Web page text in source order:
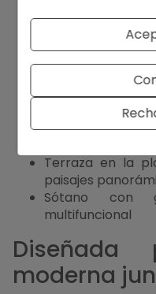
Elegante sala
interior-exterior
Cocina de
Piscina
mediterráneos
Ampias terrazas
Terraza en la
paisajes
Sótano con
multifuncional
moderna